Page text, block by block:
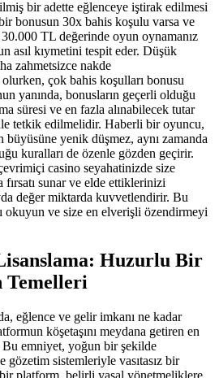
bir adette eğlenceye iştirak edilmesi
bonusun 30x bahis koşulu varsa ve
TL değerinde oyun oynamanız
asıl kıymetini tespit eder. Düşük
zahmetsizce nakde
çok bahis koşulları bonusu
yanında, bonusların geçerli olduğu
süresi ve en fazla alınabilecek tutar
tetkik edilmelidir. Haberli bir oyuncu,
büyüsüne yenik düşmez, aynı zamanda
kuralları de özenle gözden geçirir.
casino seyahatinizde size
fırsatı sunar ve elde ettiklerinizi
değer miktarda kuvvetlendirir. Bu
okuyun ve size en elverişli özendirmeyi
Huzurlu Bir
Temelleri
eğlence ve gelir imkanı ne kadar
köşetaşını meydana getiren en
emniyet, yoğun bir şekilde
sistemleriyle vasıtasız bir